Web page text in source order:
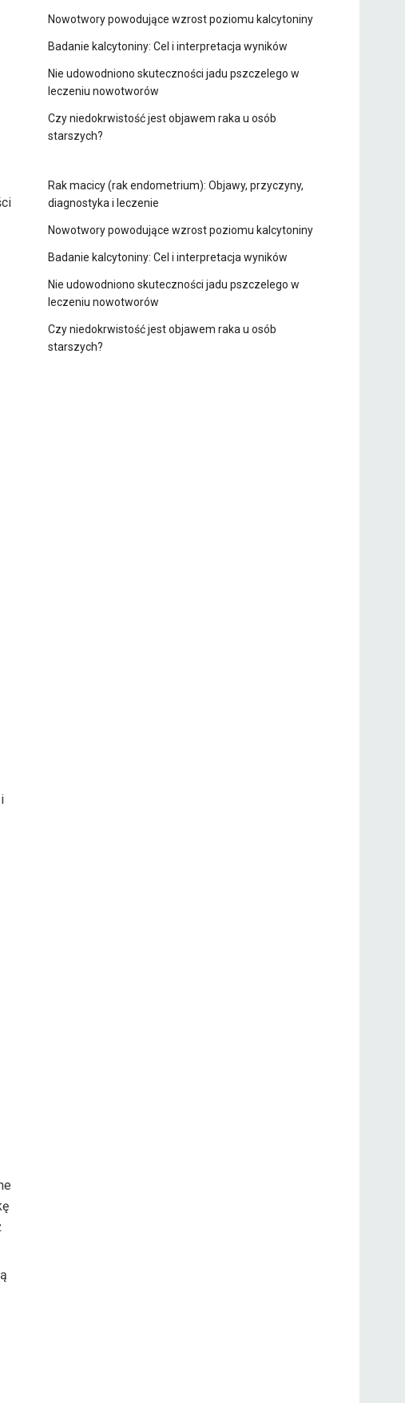
Nowotwory powodujące wzrost poziomu kalcytoniny
Badanie kalcytoniny: Cel i interpretacja wyników
Nie udowodniono skuteczności jadu pszczelego w
leczeniu nowotworów
Czy niedokrwistość jest objawem raka u osób
starszych?
Rak macicy (rak endometrium): Objawy, przyczyny,
diagnostyka i leczenie
Nowotwory powodujące wzrost poziomu kalcytoniny
Badanie kalcytoniny: Cel i interpretacja wyników
Nie udowodniono skuteczności jadu pszczelego w
leczeniu nowotworów
Czy niedokrwistość jest objawem raka u osób
starszych?